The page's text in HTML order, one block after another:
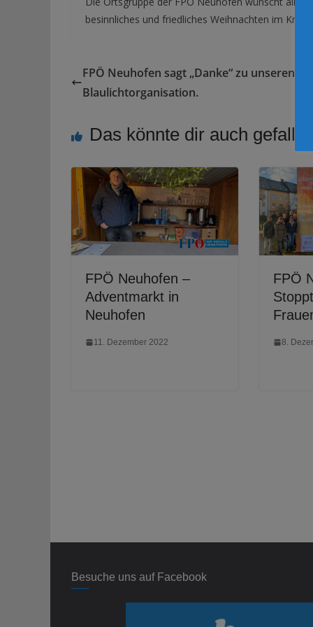
besinnliches und friedliches Weihnachten im
FPÖ Neuhofen sagt „Danke“ zu unseren
Blaulichtorganisation.
Das könnte dir auch gefallen
FPÖ Neuhofen –
Adventmarkt in
Neuhofen
11. Dezember 2022
FPÖ
8.
Besuche uns auf Facebook